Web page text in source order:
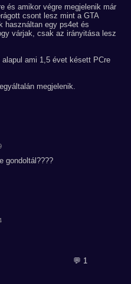
és amikor végre megjelenik már
csont lesz mint a GTA
használtan egy ps4et és
várjak, csak az irányitása lesz
ami 1,5 évet késett PCre
megjelenik.
gondoltál????
💬 1